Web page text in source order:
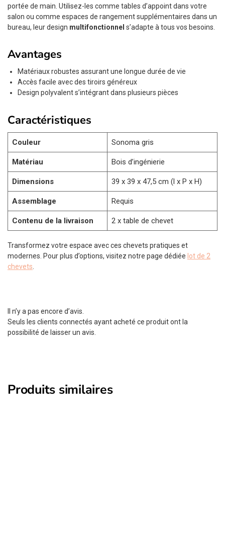
portée de main. Utilisez-les comme tables d’appoint dans votre
salon ou comme espaces de rangement supplémentaires dans un
bureau, leur design multifonctionnel s’adapte à tous vos besoins.
Avantages
Matériaux robustes assurant une longue durée de vie
Accès facile avec des tiroirs généreux
Design polyvalent s’intégrant dans plusieurs pièces
Caractéristiques
Couleur Sonoma gris
Matériau Bois d’ingénierie
Dimensions 39 x 39 x 47,5 cm (l x P x H)
Assemblage Requis
Contenu de la livraison 2 x table de chevet
Transformez votre espace avec ces chevets pratiques et
modernes. Pour plus d’options, visitez notre page dédiée lot de 2
chevets
Il n’y a pas encore d’avis.
Seuls les clients connectés ayant acheté ce produit ont la
possibilité de laisser un avis.
Produits similaires